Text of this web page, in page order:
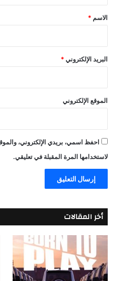
*
الاسم *
البريد الإلكتروني *
الموقع الإلكتروني
احفظ اسمي، بريدي الإلكتروني،
لاستخدامها المرة المقبلة في تعليقي.
أخر المقالات